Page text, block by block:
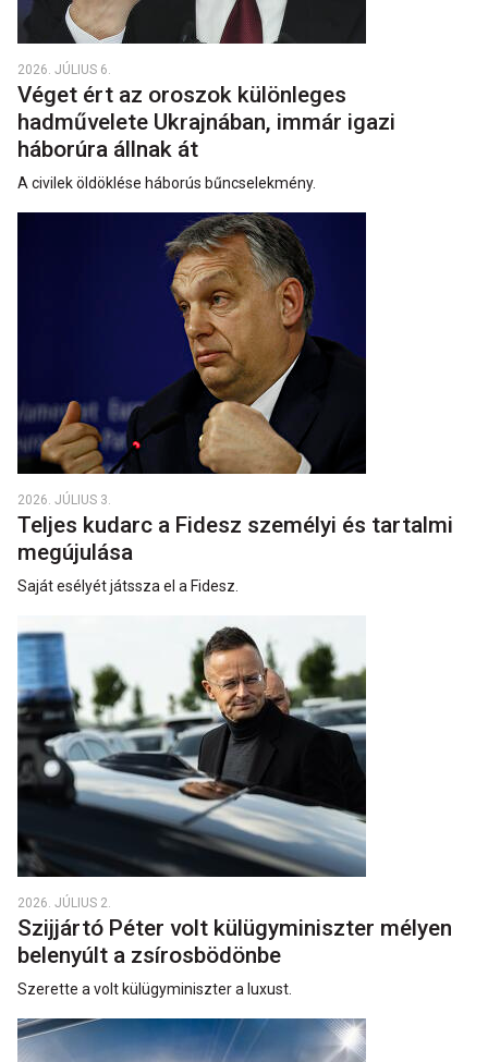
2026. JÚLIUS 6.
Véget ért az oroszok különleges
hadművelete Ukrajnában, immár igazi
háborúra állnak át
A civilek öldöklése háborús bűncselekmény.
2026. JÚLIUS 3.
Teljes kudarc a Fidesz személyi és tartalmi
megújulása
Saját esélyét játssza el a Fidesz.
2026. JÚLIUS 2.
Szijjártó Péter volt külügyminiszter mélyen
belenyúlt a zsírosbödönbe
Szerette a volt külügyminiszter a luxust.